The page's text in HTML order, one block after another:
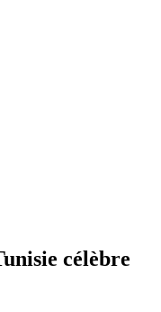
célèbre